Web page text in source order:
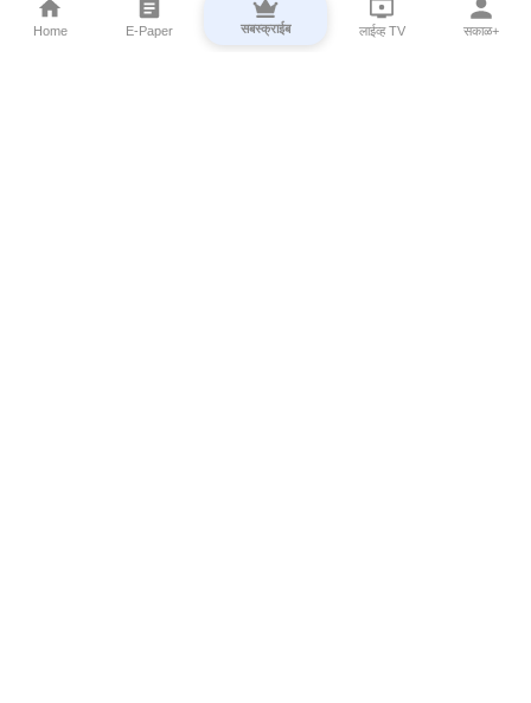
Home E-Paper सबस्क्राईब लाईव्ह TV सकाळ+